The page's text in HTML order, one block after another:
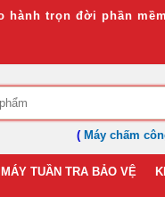
hành trọn đời phần mềm
( Máy chấm
MÁY TUẦN TRA BẢO VỆ